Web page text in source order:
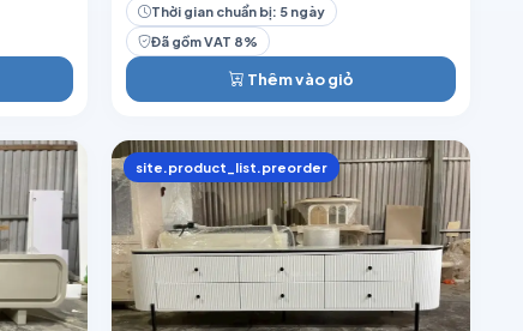
Thời gian chuẩn bị: 5 ngày
Đã gồm VAT 8%
Thêm vào giỏ
site.product_list.preorder